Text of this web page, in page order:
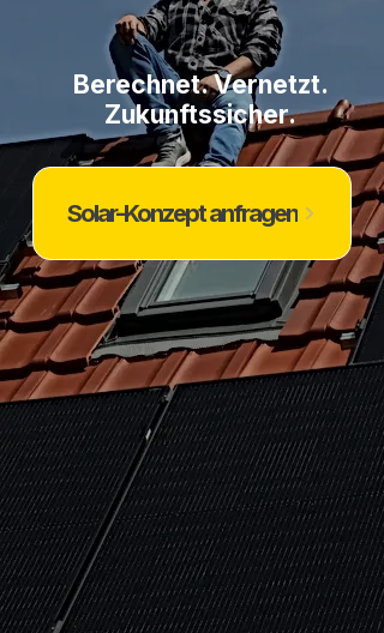
Berechnet. Vernetzt.
Zukunftssicher.
Solar-Konzept anfragen